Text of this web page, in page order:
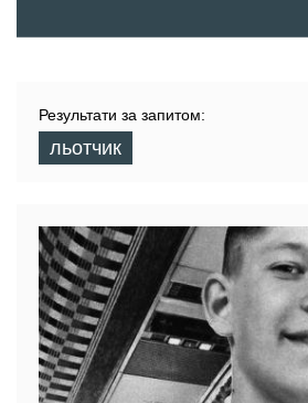
Результати за запитом:
льотчик